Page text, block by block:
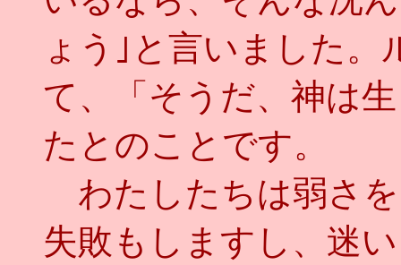
ょう｣と言いました
て、「そうだ、神は
たとのことです。
わたしたちは弱さ
失敗もしますし、迷